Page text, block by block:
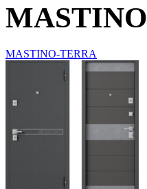
MASTINO
MASTINO-TERRA